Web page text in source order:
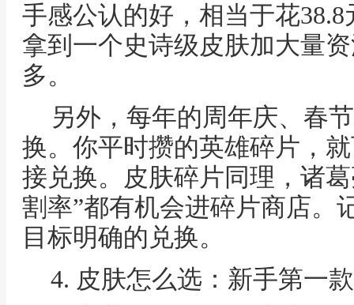
手感公认的好，相当于花
拿到一个史诗级皮肤加大量
多。
另外，每年的周年庆、春
换。你平时攒的英雄碎片，
接兑换。皮肤碎片同理，诸
割率”都有机会进碎片商店。
目标明确的兑换。
4. 皮肤怎么选：新手第一